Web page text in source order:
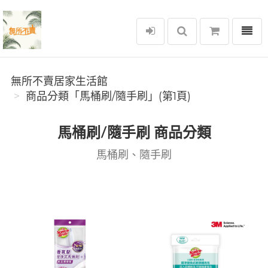
無所不賣居家生活館
選單
無所不賣居家生活館
商品分類「馬桶刷/隨手刷」(第1頁)
馬桶刷/隨手刷 商品分類
馬桶刷、隨手刷